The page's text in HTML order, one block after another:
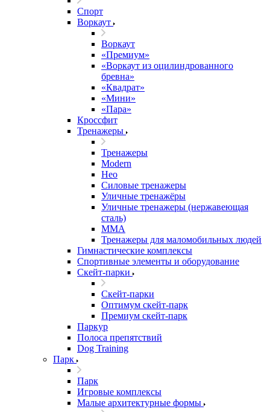
Спорт
Воркаут
Воркаут
«Премиум»
«Воркаут из оцилиндрованного
бревна»
«Квадрат»
«Мини»
«Пара»
Кроссфит
Тренажеры
Тренажеры
Modern
Нео
Силовые тренажеры
Уличные тренажёры
Уличные тренажеры (нержавеющая
сталь)
ММА
Тренажеры для маломобильных людей
Гимнастические комплексы
Спортивные элементы и оборудование
Скейт-парки
Скейт-парки
Оптимум скейт-парк
Премиум скейт-парк
Паркур
Полоса препятствий
Dog Training
Парк
Парк
Игровые комплексы
Малые архитектурные формы